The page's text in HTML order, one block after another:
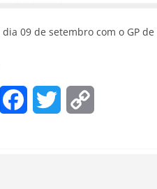
dia 09 de setembro com o GP